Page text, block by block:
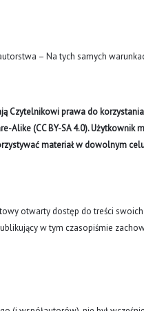
– Na tych samych
Czytelnikowi prawa do
Alike (CC BY-SA 4.0).
materiał w dowolnym
otwarty dostęp do treści
w tym czasopiśmie